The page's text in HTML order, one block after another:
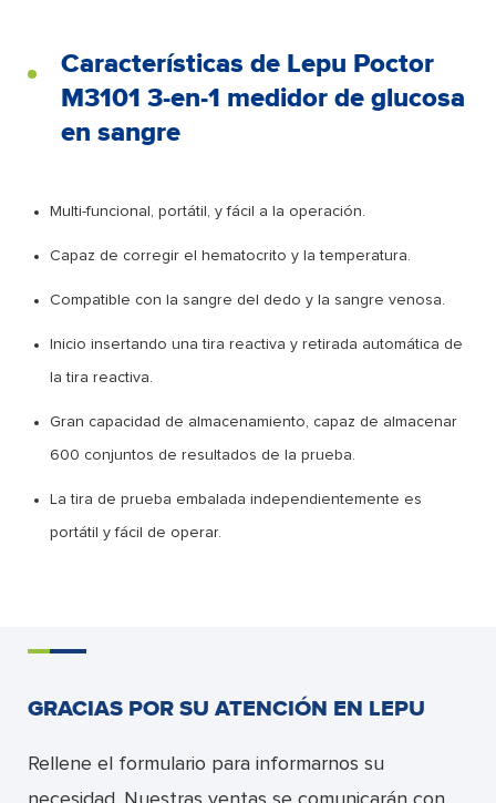
Características de Lepu Poctor
M3101 3-en-1 medidor de glucosa
en sangre
Multi-funcional, portátil, y fácil a la operación.
Capaz de corregir el hematocrito y la temperatura.
Compatible con la sangre del dedo y la sangre venosa.
Inicio insertando una tira reactiva y retirada automática de
la tira reactiva.
Gran capacidad de almacenamiento, capaz de almacenar
600 conjuntos de resultados de la prueba.
La tira de prueba embalada independientemente es
portátil y fácil de operar.
GRACIAS POR SU ATENCIÓN EN LEPU
Rellene el formulario para informarnos su